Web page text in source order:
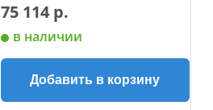
75 114 р.
в наличии
Добавить в корзину